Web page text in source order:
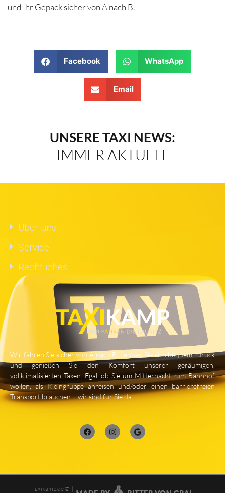
und Ihr Gepäck sicher von A nach B.
Facebook WhatsApp
Email
UNSERE TAXI NEWS:
IMMER AKTUELL
Über uns
Service
Rechtliches
Wir fahren Sie sicher von A nach B. Lehnen Sie sich bequem zurück
und genießen Sie den Komfort unserer geräumigen,
vollklimatisierten Taxen. Egal, ob Sie um Mitternacht zum Bahnhof
wollen, als Kleingruppe anreisen und/oder einen barrierefreien
Transport brauchen – wir sind für Sie da.
Taxikamp.de © |